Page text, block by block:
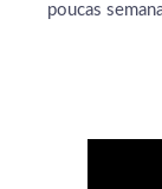
poucas